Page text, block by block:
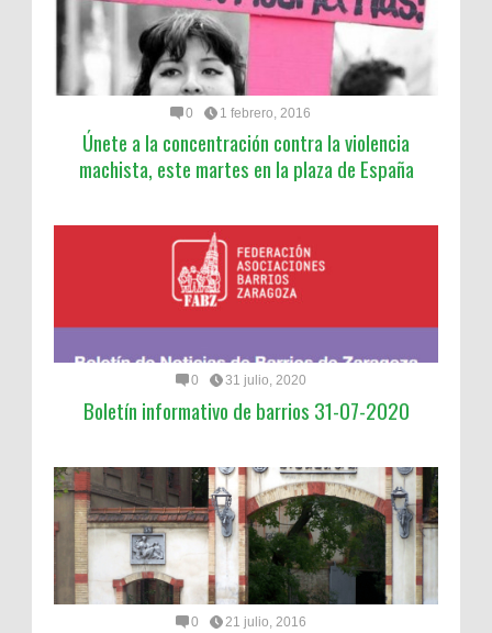
0 1 febrero, 2016
Únete a la concentración contra la violencia
machista, este martes en la plaza de España
0 31 julio, 2020
Boletín informativo de barrios 31-07-2020
0 21 julio, 2016